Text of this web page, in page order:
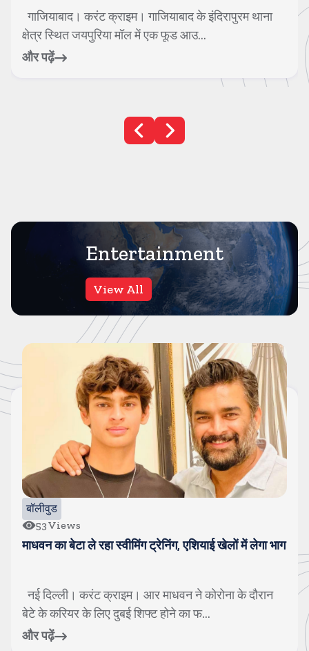
गाजियाबाद। करंट क्राइम। गाजियाबाद के इंदिरापुरम थाना
क्षेत्र स्थित जयपुरिया मॉल में एक फूड आउ...
और पढ़ें
Entertainment
View All
बॉलीवुड
53Views
माधवन का बेटा ले रहा स्वीमिंग ट्रेनिंग, एशियाई खेलों में लेगा भाग
नई दिल्ली। करंट क्राइम। आर माधवन ने कोरोना के दौरान
बेटे के करियर के लिए दुबई शिफ्ट होने का फ...
और पढ़ें